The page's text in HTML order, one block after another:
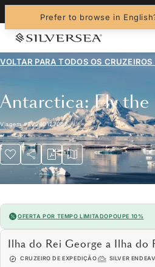
Prefer to browse in
VOLTAR PARA TODOS OS CRUZEIROS
Antarctica: Fly the
Viagem#EV280127006
OFERTA POR TEMPO LIMITADOPOUPE 10%
Ilha do Rei George a Ilha do
CRUZEIRO DE EXPEDIÇÃO SILVER